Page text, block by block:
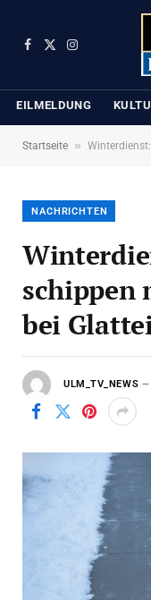
Facebook
X
Instagram
EILMELDUNG
Startseite » Winterdienst:
NACHRICHTEN
schippen
bei
ULM_TV_NEWS